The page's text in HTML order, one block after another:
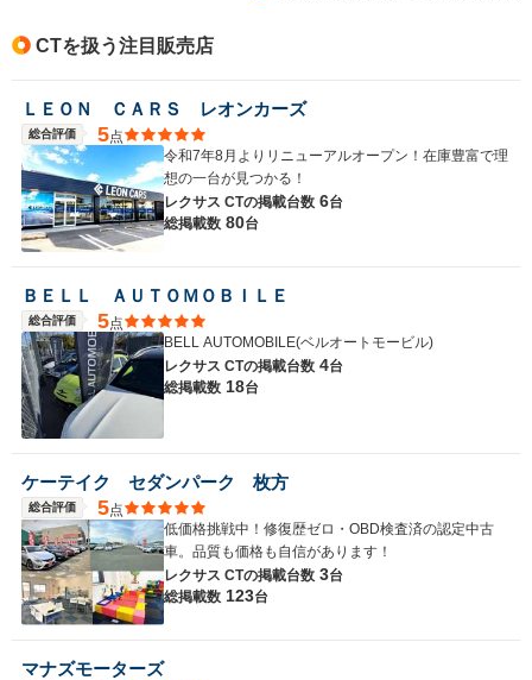
CTを扱う注目販売店
ＬＥＯＮ ＣＡＲＳ レオンカーズ
総合評価 5点
令和7年8月よりリニューアルオープン！在庫豊富で理
想の一台が見つかる！
レクサス CTの掲載台数 6台
総掲載数 80台
ＢＥＬＬ ＡＵＴＯＭＯＢＩＬＥ
総合評価 5点
BELL AUTOMOBILE(ベルオートモービル)
レクサス CTの掲載台数 4台
総掲載数 18台
ケーテイク セダンパーク 枚方
総合評価 5点
低価格挑戦中！修復歴ゼロ・OBD検査済の認定中古
車。品質も価格も自信があります！
レクサス CTの掲載台数 3台
総掲載数 123台
マナズモーターズ